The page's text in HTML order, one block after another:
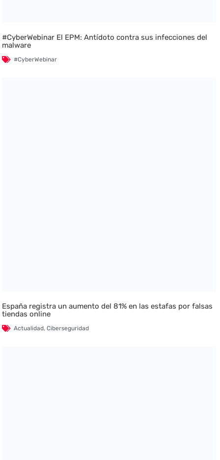
#CyberWebinar El EPM: Antídoto contra sus infecciones del
malware
#CyberWebinar
España registra un aumento del 81% en las estafas por falsas
tiendas online
Actualidad,Ciberseguridad